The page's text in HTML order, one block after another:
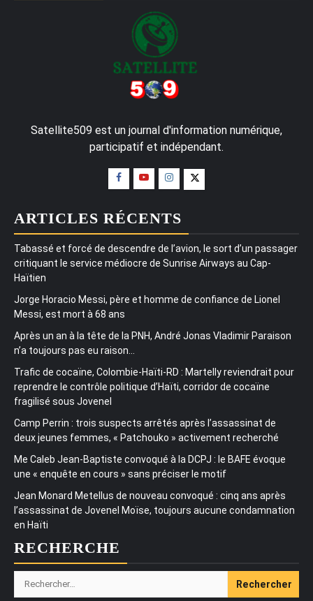
Satellite509 est un journal d'information numérique,
participatif et indépendant.
ARTICLES RÉCENTS
Tabassé et forcé de descendre de l’avion, le sort d’un passager
critiquant le service médiocre de Sunrise Airways au Cap-
Haïtien
Jorge Horacio Messi, père et homme de confiance de Lionel
Messi, est mort à 68 ans
Après un an à la tête de la PNH, André Jonas Vladimir Paraison
n’a toujours pas eu raison…
Trafic de cocaïne, Colombie-Haïti-RD : Martelly reviendrait pour
reprendre le contrôle politique d’Haïti, corridor de cocaïne
fragilisé sous Jovenel
Camp Perrin : trois suspects arrêtés après l’assassinat de
deux jeunes femmes, « Patchouko » activement recherché
Me Caleb Jean-Baptiste convoqué à la DCPJ : le BAFE évoque
une « enquête en cours » sans préciser le motif
Jean Monard Metellus de nouveau convoqué : cinq ans après
l’assassinat de Jovenel Moïse, toujours aucune condamnation
en Haïti
RECHERCHE
Rechercher :